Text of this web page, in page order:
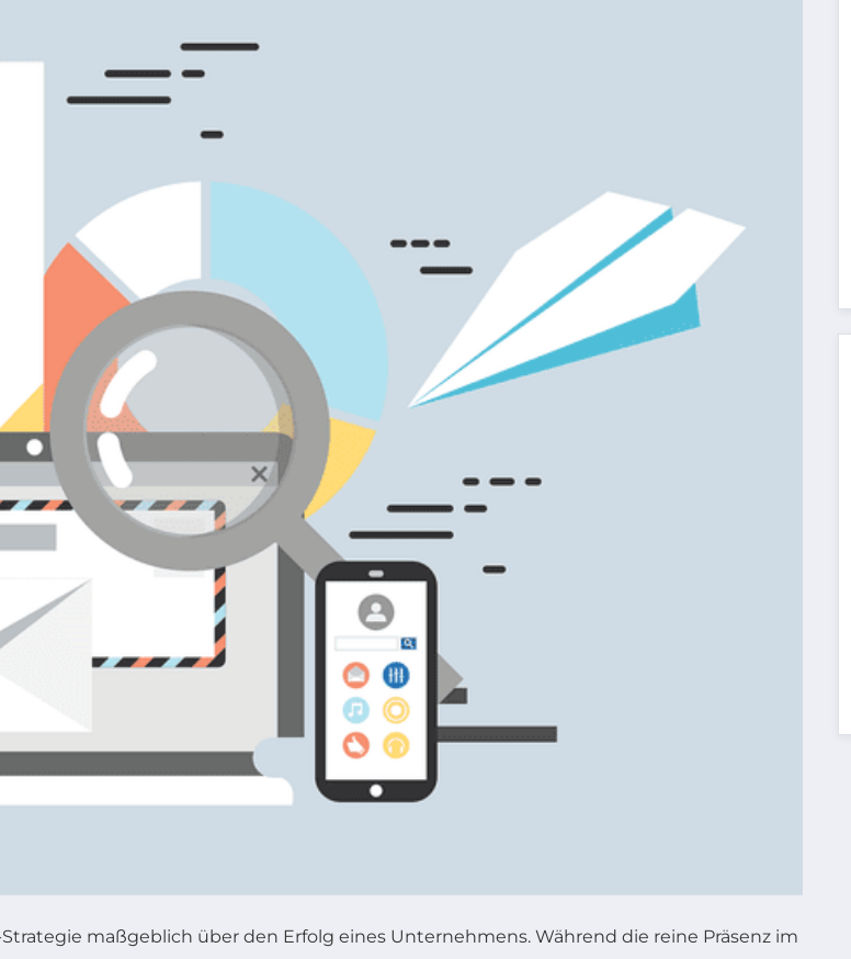
maßgeblich über den Erfolg eines Unternehmens. Während die reine Präsenz im